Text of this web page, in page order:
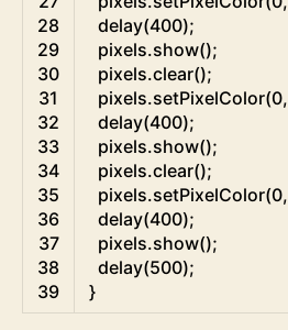
28
29
30
31
32
33
34
35
36
37
38
39
delay(400);
pixels.show();
pixels.clear();
pixels.setPixelColor(0,
delay(400);
pixels.show();
pixels.clear();
pixels.setPixelColor(0,
delay(400);
pixels.show();
delay(500);
}